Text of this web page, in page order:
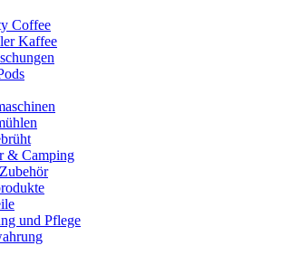
Coffee
Kaffee
& Camping
und Pflege